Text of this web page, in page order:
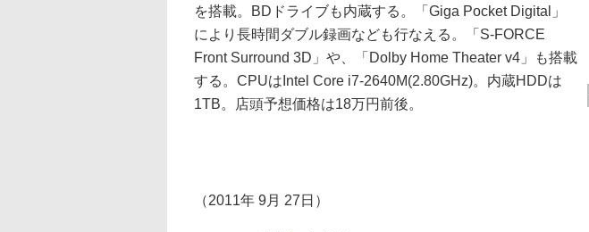
を搭載。BDドライブも内蔵する。「Giga Pocket Digital」
により長時間ダブル録画なども行なえる。「S-FORCE
Front Surround 3D」や、「Dolby Home Theater v4」も搭載
する。CPUはIntel Core i7-2640M(2.80GHz)。内蔵HDDは
1TB。店頭予想価格は18万円前後。
（2011年 9月 27日）